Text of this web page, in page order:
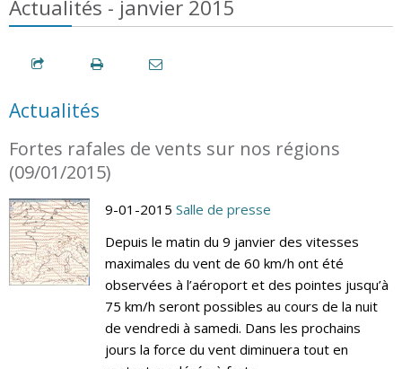
Actualités - janvier 2015
Actualités
Fortes rafales de vents sur nos régions
(09/01/2015)
9-01-2015 Salle de presse
Depuis le matin du 9 janvier des vitesses
maximales du vent de 60 km/h ont été
observées à l’aéroport et des pointes jusqu’à
75 km/h seront possibles au cours de la nuit
de vendredi à samedi. Dans les prochains
jours la force du vent diminuera tout en